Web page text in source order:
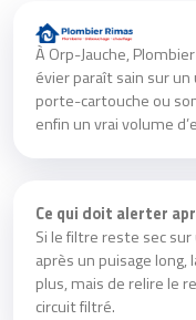
À Orp-Jauche,
évier paraît sain sur
porte-cartouche ou
enfin un vrai volume
Ce qui doit alerter
Si le filtre reste sec
après un puisage
plus, mais de relire le
circuit filtré.